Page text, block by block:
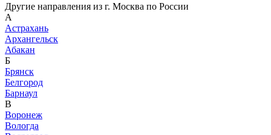
Другие направления из г. Москва по России
А
Астрахань
Архангельск
Абакан
Б
Брянск
Белгород
Барнаул
В
Воронеж
Вологда